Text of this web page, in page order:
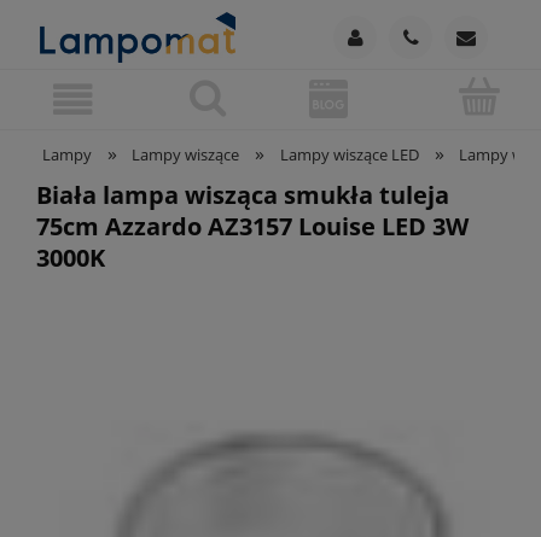
Lampy » Lampy wiszące » Lampy wiszące LED » Lampy
Biała lampa wisząca smukła tuleja
75cm Azzardo AZ3157 Louise LED 3W
3000K